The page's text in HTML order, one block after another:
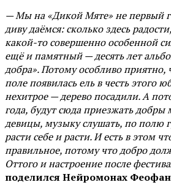
— Мы на «Дикой Мяте» не первый
диву даёмся: сколько здесь
какой-то совершенно особенной
ещё и памятный — десять лет
добра». Потому особливо приятно,
поле появилась ель в честь этого
нехитрое — дерево посадили. А
года, будут сюда приезжать
девицы, музыку слушать, по полю
расти себе и расти. И есть в этом
правильное, потому что добро
Оттого и настроение после
поделился Нейромонах